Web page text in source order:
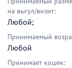
на выгул/визит:
Любой;
Принимаемый
Любой
Принимает кошек: